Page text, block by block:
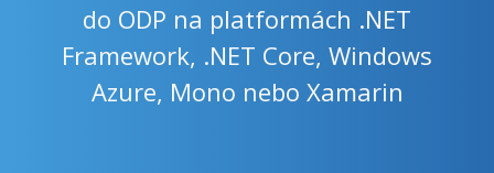
do ODP na platformách .NET
Framework, .NET Core, Windows
Azure, Mono nebo Xamarin